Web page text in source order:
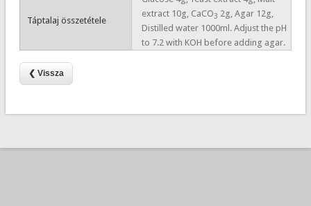
Táptalaj összetétele
extract 10g, CaCO3 2g, Agar 12g,
Distilled water 1000ml. Adjust the pH
to 7.2 with KOH before adding agar.